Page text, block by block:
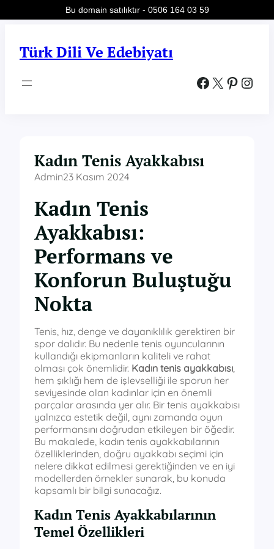
Türk Dili Ve Edebiyatı
Facebook X Pinterest Instagram
Kadın Tenis Ayakkabısı
Admin23 Kasım 2024
Kadın Tenis
Ayakkabısı:
Performans ve
Konforun Buluştuğu
Nokta
Tenis, hız, denge ve dayanıklılık gerektiren bir
spor dalıdır. Bu nedenle tenis oyuncularının
kullandığı ekipmanların kaliteli ve rahat
olması çok önemlidir. Kadın tenis ayakkabısı
hem şıklığı hem de işlevselliği ile sporun her
seviyesinde olan kadınlar için en önemli
parçalar arasında yer alır. Bir tenis ayakkabısı
yalnızca estetik değil, aynı zamanda oyun
performansını doğrudan etkileyen bir öğedir.
Bu makalede, kadın tenis ayakkabılarının
özelliklerinden, doğru ayakkabı seçimi için
nelere dikkat edilmesi gerektiğinden ve en iyi
modellerden örnekler sunarak, bu konuda
kapsamlı bir bilgi sunacağız.
Kadın Tenis Ayakkabılarının
Temel Özellikleri
Bu domain satılıktır - 0506 164 03 59